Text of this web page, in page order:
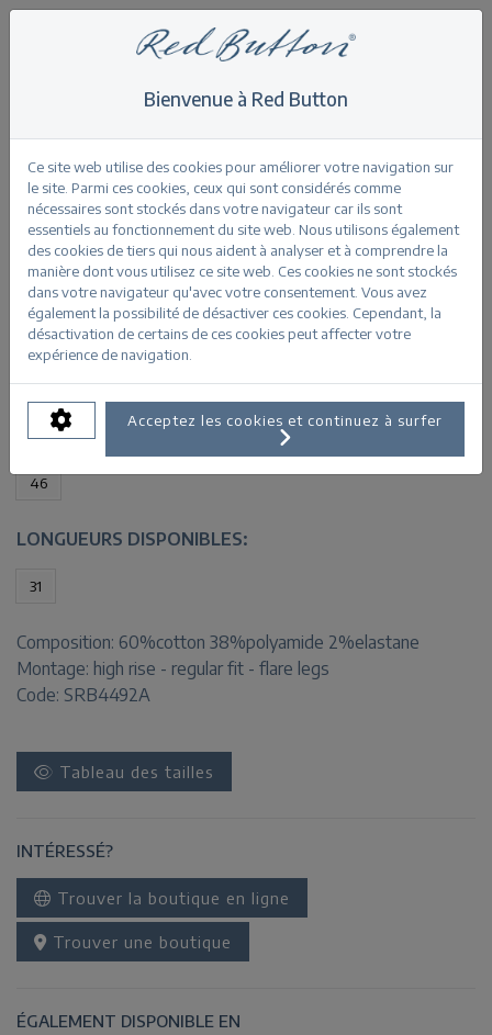
Bibette CRP smart colour L31
Retour
Bibette CRP smart colour stone
INFORMATIONS SUR LE PRODUIT
TAILLES DISPONIBLES:
32 34
46
LONGUEURS DISPONIBLES:
31
Composition: 60%cotton 38%polyamide 2%elastane
Montage: high rise - regular fit - flare legs
Code: SRB4492A
Tableau des tailles
INTÉRESSÉ?
Trouver la boutique en ligne
Trouver une boutique
ÉGALEMENT DISPONIBLE EN
Bienvenue à Red Button
Ce site web utilise des cookies pour améliorer votre navigation sur
le site. Parmi ces cookies, ceux qui sont considérés comme
nécessaires sont stockés dans votre navigateur car ils sont
essentiels au fonctionnement du site web. Nous utilisons également
des cookies de tiers qui nous aident à analyser et à comprendre la
manière dont vous utilisez ce site web. Ces cookies ne sont stockés
dans votre navigateur qu'avec votre consentement. Vous avez
également la possibilité de désactiver ces cookies. Cependant, la
désactivation de certains de ces cookies peut affecter votre
expérience de navigation.
Acceptez les cookies et continuez à surfer